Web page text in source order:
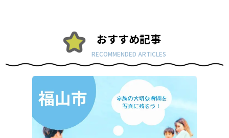
おすすめ記事
RECOMMENDED ARTICLES